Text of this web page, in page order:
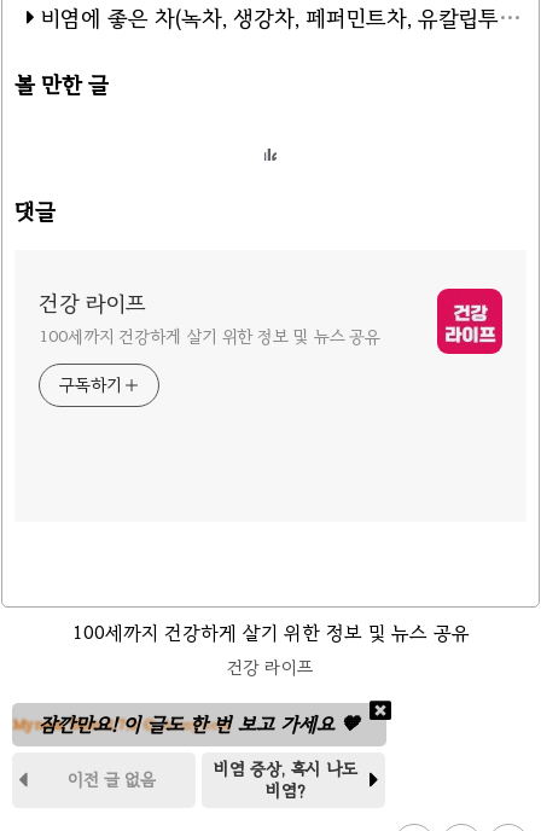
비염에 좋은 차(녹차, 생강차, 페퍼민트차, 유칼립투스차)
볼 만한 글
댓글
건강 라이프
100세까지 건강하게 살기 위한 정보 및 뉴스 공유
구독하기
100세까지 건강하게 살기 위한 정보 및 뉴스 공유
건강 라이프
Mynem Skin 2.7.2© Armynem
잠깐만요! 이 글도 한 번 보고 가세요 🧡
 이전 글 없음
비염 증상, 혹시 나도
비염?
